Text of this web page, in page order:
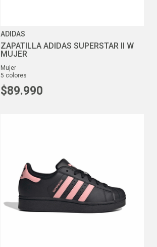
ADIDAS
ZAPATILLA ADIDAS SUPERSTAR II W
MUJER
mujer
5 colores
$89.990